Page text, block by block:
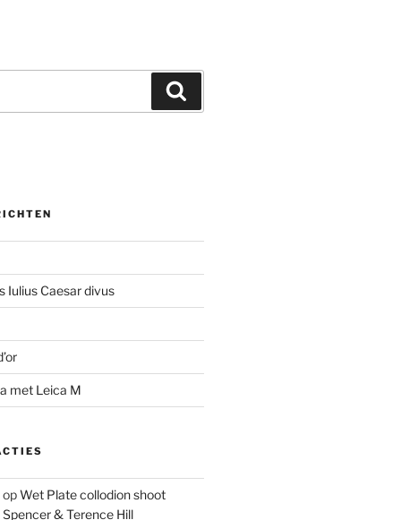
Iulius Caesar divus
met Leica M
opWet Plate collodion shoot
& Terence Hill